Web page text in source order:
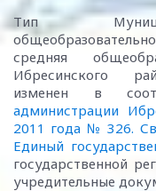
Тип
средняя
Ибресинского
изменен в
администрации
2011 года № 326.
Единый
государственной
учредительные